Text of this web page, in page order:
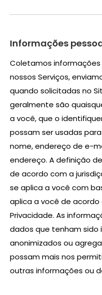
Informações
Coletamos
nossos Serviços,
quando solicitadas no
geralmente são
a você, que o
possam ser usadas
nome, endereço de e-
endereço. A definição
de acordo com a
se aplica a você com
aplica a você de
Privacidade. As
dados que tenham sido
anonimizados ou
possam mais nos
outras informações ou